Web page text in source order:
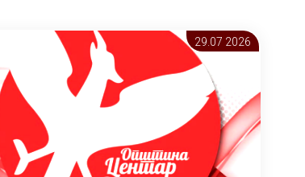
29.07 2026